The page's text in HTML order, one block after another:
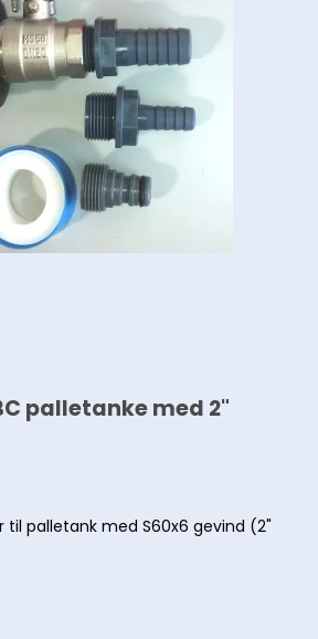
palletanke med 2"
til palletank med S60x6 gevind (2"